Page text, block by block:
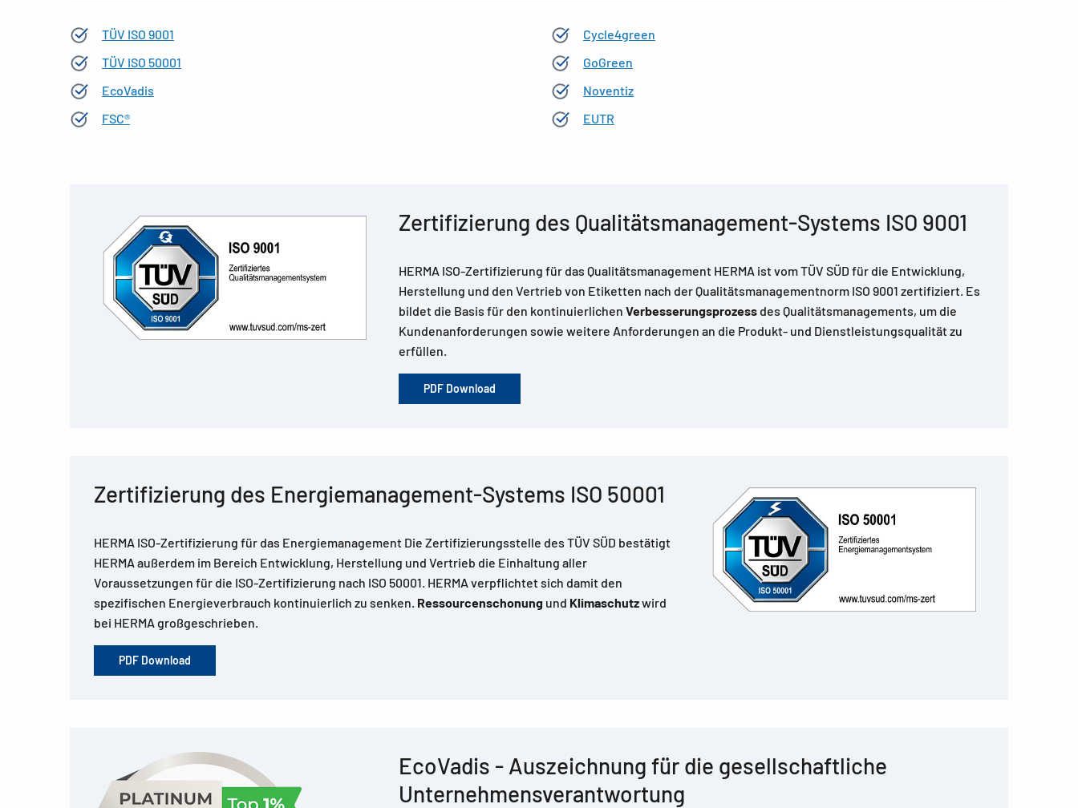
TÜV ISO 9001
TÜV ISO 50001
EcoVadis
FSC®
Cycle4green
GoGreen
Noventiz
EUTR
Zertifizierung des Qualitätsmanagement-Systems ISO 9001
HERMA ISO-Zertifizierung für das Qualitätsmanagement HERMA ist vom TÜV SÜD für die Entwicklung,
Herstellung und den Vertrieb von Etiketten nach der Qualitätsmanagementnorm ISO 9001 zertifiziert. Es
bildet die Basis für den kontinuierlichen Verbesserungsprozess des Qualitätsmanagements, um die
Kundenanforderungen sowie weitere Anforderungen an die Produkt- und Dienstleistungsqualität zu
erfüllen.
PDF Download
Zertifizierung des Energiemanagement-Systems ISO 50001
HERMA ISO-Zertifizierung für das Energiemanagement Die Zertifizierungsstelle des TÜV SÜD bestätigt
HERMA außerdem im Bereich Entwicklung, Herstellung und Vertrieb die Einhaltung aller
Voraussetzungen für die ISO-Zertifizierung nach ISO 50001. HERMA verpflichtet sich damit den
spezifischen Energieverbrauch kontinuierlich zu senken. Ressourcenschonung und Klimaschutzwird
bei HERMA großgeschrieben.
PDF Download
EcoVadis - Auszeichnung für die gesellschaftliche
Unternehmensverantwortung